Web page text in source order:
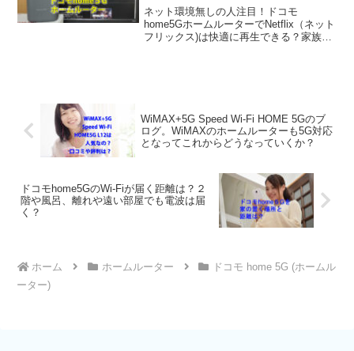
度が大切なの？
ネット環境無しの人注目！ドコモ
home5GホームルーターでNetflix（ネット
フリックス)は快適に再生できる？家族で
WiMAX+5G Speed Wi-Fi HOME 5Gのブ
ログ。WiMAXのホームルーターも5G対応
となってこれからどうなっていくか？
ドコモhome5GのWi-Fiが届く距離は？２
階や風呂、離れや遠い部屋でも電波は届
く？
ホーム ホームルーター
ドコモ home 5G (ホームル
ーター)